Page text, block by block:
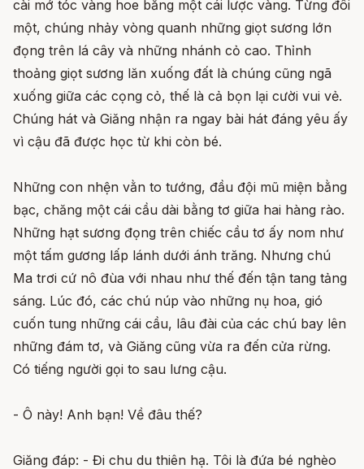
cài mớ tóc vàng hoe bằng một cái lược vàng. Từng đôi
một, chúng nhảy vòng quanh những giọt sương lớn
đọng trên lá cây và những nhánh cỏ cao. Thỉnh
thoảng giọt sương lăn xuống đất là chúng cũng ngã
xuống giữa các cọng cỏ, thế là cả bọn lại cười vui vẻ.
Chúng hát và Giăng nhận ra ngay bài hát đáng yêu ấy
vì cậu đã được học từ khi còn bé.
Những con nhện vằn to tướng, đầu đội mũ miện bằng
bạc, chăng một cái cầu dài bằng tơ giữa hai hàng rào.
Những hạt sương đọng trên chiếc cầu tơ ấy nom như
một tấm gương lấp lánh dưới ánh trăng. Nhưng chú
Ma trơi cứ nô đùa với nhau như thế đến tận tang tảng
sáng. Lúc đó, các chú núp vào những nụ hoa, gió
cuốn tung những cái cầu, lâu đài của các chú bay lên
những đám tơ, và Giăng cũng vừa ra đến cửa rừng.
Có tiếng người gọi to sau lưng cậu.
- Ô này! Anh bạn! Về đâu thế?
Giăng đáp: - Đi chu du thiên hạ. Tôi là đứa bé nghèo